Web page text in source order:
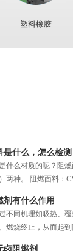
塑料橡胶
， 无卤阻燃剂 是阻燃
是一类能阻止聚合物
料的用途
什么材质的呢？阻
两种。 阻燃面料：
不同机理如吸热、
燃烧终止，从而起
虽可以很大程度上